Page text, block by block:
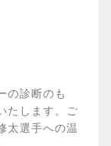
の診断のも
たします。ご
太選手への温